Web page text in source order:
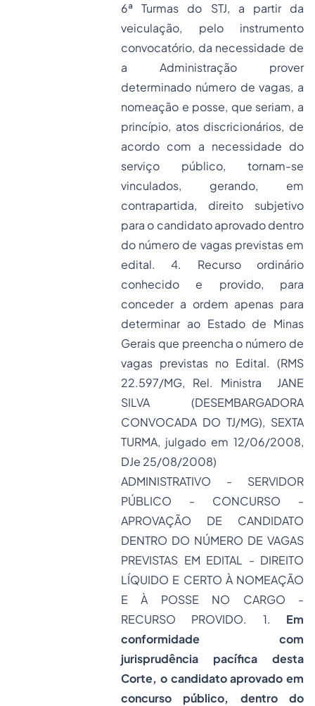
6ª Turmas do STJ, a partir da
veiculação, pelo instrumento
convocatório, da necessidade de
a Administração prover
determinado número de vagas, a
nomeação e posse, que seriam, a
princípio, atos discricionários, de
acordo com a necessidade do
serviço público, tornam-se
vinculados, gerando, em
contrapartida, direito subjetivo
para o candidato aprovado dentro
do número de vagas previstas em
edital. 4. Recurso ordinário
conhecido e provido, para
conceder a ordem apenas para
determinar ao Estado de Minas
Gerais que preencha o número de
vagas previstas no Edital. (RMS
22.597/MG, Rel. Ministra JANE
SILVA (DESEMBARGADORA
CONVOCADA DO TJ/MG), SEXTA
TURMA, julgado em 12/06/2008,
DJe 25/08/2008)
ADMINISTRATIVO - SERVIDOR
PÚBLICO - CONCURSO -
APROVAÇÃO DE CANDIDATO
DENTRO DO NÚMERO DE VAGAS
PREVISTAS EM EDITAL - DIREITO
LÍQUIDO E CERTO À NOMEAÇÃO
E À POSSE NO CARGO -
RECURSO PROVIDO. 1. Em
conformidade com
jurisprudência pacífica desta
Corte, o candidato aprovado em
concurso público, dentro do